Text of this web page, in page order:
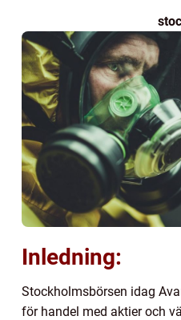
Inledning:
Stockholmsbörsen idag
för handel med aktier och